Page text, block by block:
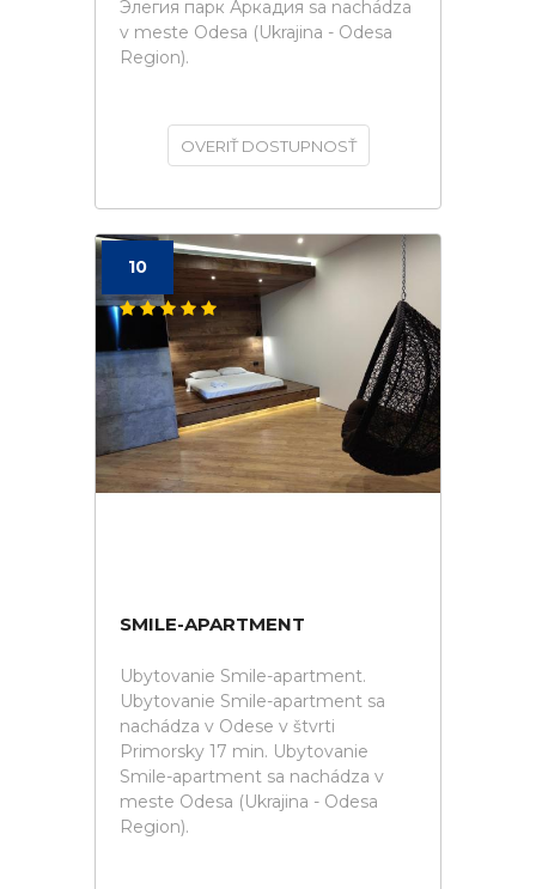
Элегия парк Аркадия sa nachádza
v meste Odesa (Ukrajina - Odesa
Region).
OVERIŤ DOSTUPNOSŤ
10
SMILE-APARTMENT
Ubytovanie Smile-apartment.
Ubytovanie Smile-apartment sa
nachádza v Odese v štvrti
Primorsky 17 min. Ubytovanie
Smile-apartment sa nachádza v
meste Odesa (Ukrajina - Odesa
Region).